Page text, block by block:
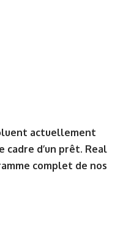
actuellement
cadre d’un prêt. Real
complet de nos